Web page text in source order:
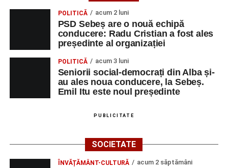
POLITICĂ acum 2 luni
PSD Sebeș are o nouă echipă
conducere: Radu Cristian a fost ales
președinte al organizației
POLITICĂ acum 3 luni
Seniorii social-democrați din Alba și-
au ales noua conducere, la Sebeș.
Emil Itu este noul președinte
PUBLICITATE
SOCIETATE
ÎNVĂȚĂMÂNT-CULTURĂ acum 2 săptămâni